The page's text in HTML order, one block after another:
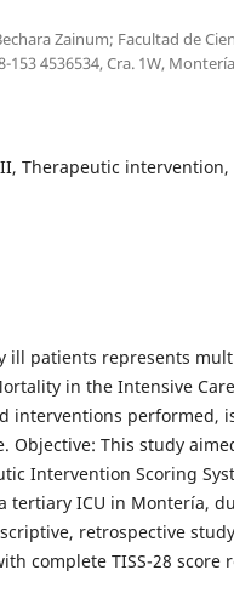
Zainum; Facultad de
4536534, Cra. 1W,
II, Therapeutic
ill patients represents
in the Intensive
interventions performed,
Objective: This study
Intervention Scoring
tertiary ICU in Montería,
retrospective
complete TISS-28 score